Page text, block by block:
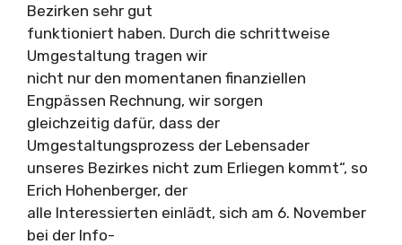
Bezirken sehr gut
funktioniert haben. Durch die schrittweise
Umgestaltung tragen wir
nicht nur den momentanen finanziellen
Engpässen Rechnung, wir sorgen
gleichzeitig dafür, dass der
Umgestaltungsprozess der Lebensader
unseres Bezirkes nicht zum Erliegen kommt“, so
Erich Hohenberger, der
alle Interessierten einlädt, sich am 6. November
bei der Info-